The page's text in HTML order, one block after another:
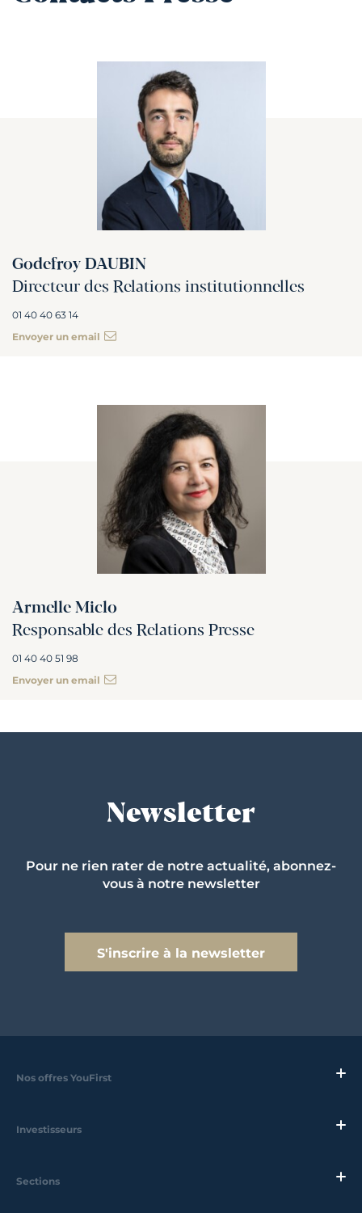
Godefroy DAUBIN
Directeur des Relations institutionnelles
01 40 40 63 14
Envoyer un email
Armelle Miclo
Responsable des Relations Presse
01 40 40 51 98
Envoyer un email
Newsletter
Pour ne rien rater de notre actualité, abonnez-
vous à notre newsletter
S'inscrire à la newsletter
Nos offres YouFirst
Investisseurs
Sections